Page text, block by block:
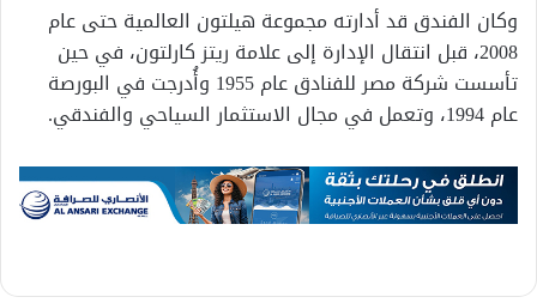
وكان الفندق قد أدارته مجموعة هيلتون العالمية حتى عام
2008، قبل انتقال الإدارة إلى علامة ريتز كارلتون، في حين
تأسست شركة مصر للفنادق عام 1955 وأُدرجت في البورصة
عام 1994، وتعمل في مجال الاستثمار السياحي والفندقي.